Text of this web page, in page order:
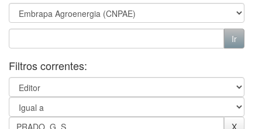
Filtros correntes: